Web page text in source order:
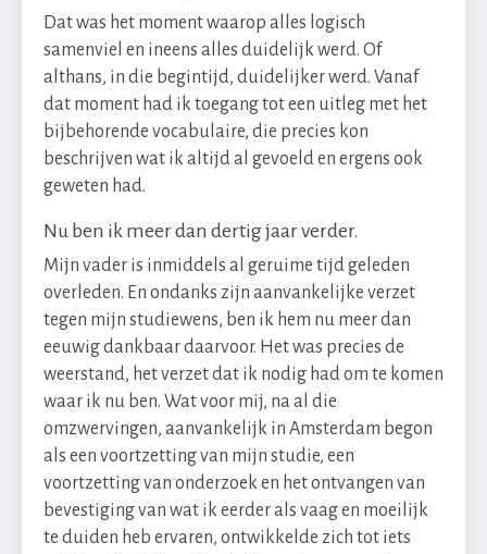
Dat was het moment waarop alles logisch
samenviel en ineens alles duidelijk werd. Of
althans, in die begintijd, duidelijker werd. Vanaf
dat moment had ik toegang tot een uitleg met het
bijbehorende vocabulaire, die precies kon
beschrijven wat ik altijd al gevoeld en ergens ook
geweten had.
Nu ben ik meer dan dertig jaar verder.
Mijn vader is inmiddels al geruime tijd geleden
overleden. En ondanks zijn aanvankelijke verzet
tegen mijn studiewens, ben ik hem nu meer dan
eeuwig dankbaar daarvoor. Het was precies de
weerstand, het verzet dat ik nodig had om te komen
waar ik nu ben. Wat voor mij, na al die
omzwervingen, aanvankelijk in Amsterdam begon
als een voortzetting van mijn studie, een
voortzetting van onderzoek en het ontvangen van
bevestiging van wat ik eerder als vaag en moeilijk
te duiden heb ervaren, ontwikkelde zich tot iets